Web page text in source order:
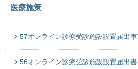
医療施策
57オンライン診療受診施設設置届出
56オンライン診療受診施設設置届出書